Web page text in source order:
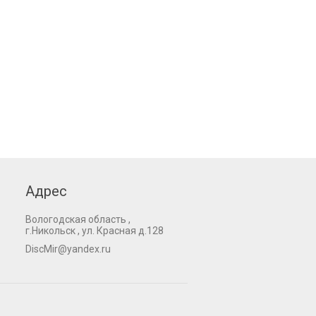
Адрес
Вологодская область ,
г.Никольск , ул. Красная д.128
DiscMir@yandex.ru